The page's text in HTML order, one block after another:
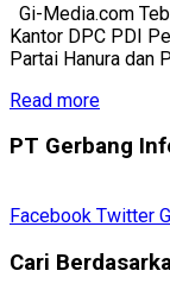
Gi-Media.com
Kantor DPC PDI
Partai Hanura dan
Read more
PT Gerbang
Facebook Twitter
Cari